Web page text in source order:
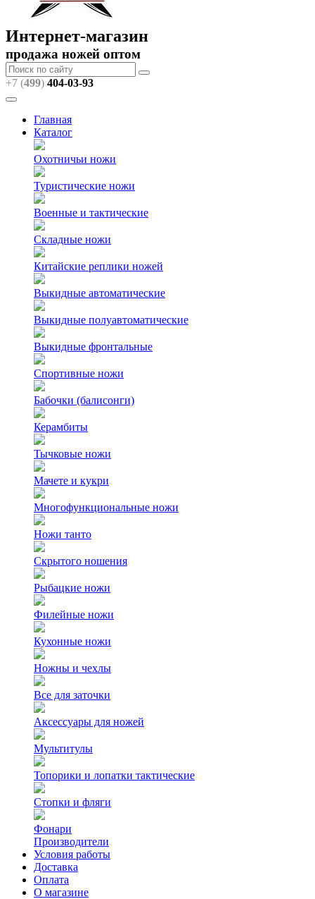
Интернет-магазин
продажа ножей оптом
+7 (499) 404-03-93
Главная
Каталог
Охотничьи ножи
Туристические ножи
Военные и тактические
Складные ножи
Китайские реплики ножей
Выкидные автоматические
Выкидные полуавтоматические
Выкидные фронтальные
Спортивные ножи
Бабочки (балисонги)
Керамбиты
Тычковые ножи
Мачете и кукри
Многофункциональные ножи
Ножи танто
Скрытого ношения
Рыбацкие ножи
Филейные ножи
Кухонные ножи
Ножны и чехлы
Все для заточки
Аксессуары для ножей
Мультитулы
Топорики и лопатки тактические
Стопки и фляги
Фонари
Производители
Условия работы
Доставка
Оплата
О магазине